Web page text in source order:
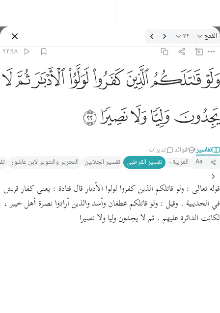
التفسير: الفتح ٢٢:٤٨
الفتح ٢٢
٢٢:٤٨
ولو قاتلكم الذين كفروا لولوا الادبار ثم لا يجدون وليا ولا نصيرا ٢٢
وَلَوْ قَـٰتَلَكُمُ ٱلَّذِينَ كَفَرُوا۟ لَوَلَّوُا۟ ٱلْأَدْبَـٰرَ ثُمَّ لَا يَجِدُونَ وَلِيًّۭا وَلَا نَصِيرًۭا ٢٢
ﲿﳀﳁﳂﳃﳄﳅﳆ
ﳇﳈﳉﳊﳋ
تفاسير فوائد تدبرات
Aa العربية تفسير القرطبي‎ تفسير الجلالين التحرير والتنوير لابن عاشور
قوله تعالى : ولو قاتلكم الذين كفروا لولوا الأدبار قال قتادة : يعني كفار قريش
في الحديبية . وقيل : ولو قاتلكم غطفان وأسد والذين أرادوا نصرة أهل خيبر ،
لكانت الدائرة عليهم . ثم لا يجدون وليا ولا نصيرا